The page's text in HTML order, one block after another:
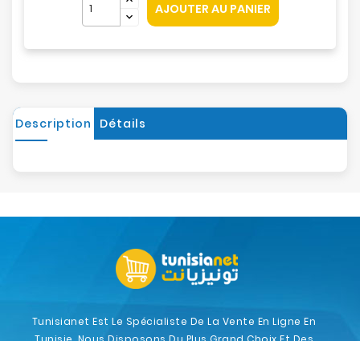
AJOUTER AU PANIER
Description Détails
Tunisianet Est Le Spécialiste De La Vente En Ligne En